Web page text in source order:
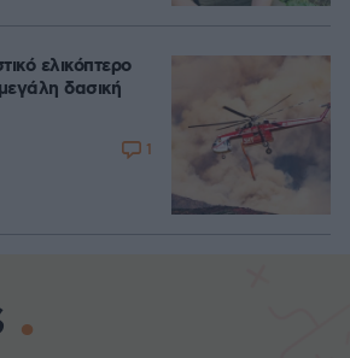
ελικόπτερο
δασική
1